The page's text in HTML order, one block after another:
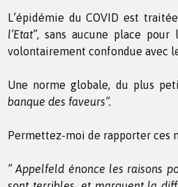
L’épidémie du COVID est
l’Etat”, sans aucune place pour
volontairement confondue avec
Une norme globale, du plus
banque des faveurs”.
Permettez-moi de rapporter ces
” Appelfeld énonce les raisons